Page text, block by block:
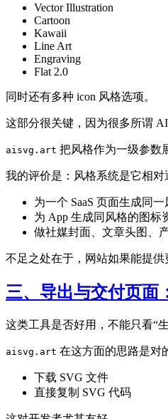
Vector Illustration
Cartoon
Kawaii
Line Art
Engraving
Flat 2.0
同时还有多种 icon 风格选项。
这部分很关键，因为很多所谓
aisvg.art 把风格作为一级参数
我的评价是：风格系统是它相
为一个 SaaS 页面生成同
为 App 生成同风格的图标
做社媒封面、文章头图、
不足之处在于，网站如果能提供
三、导出与交付页面
这类工具是否好用，不能只看“
aisvg.art 在这方面的思路是对
下载 SVG 文件
直接复制 SVG 代码